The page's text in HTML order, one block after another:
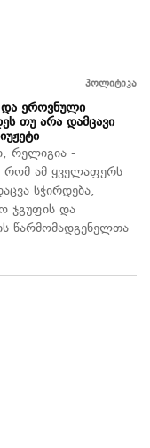
პოლიტიკა
ეროვნული
თუ არა დამცავი
რელიგია -
რომ ამ ყველაფერს
სჭირდება,
ჯგუფის და
წარმომადგენელთა